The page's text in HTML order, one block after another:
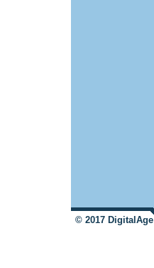
© 2017 DigitalAge